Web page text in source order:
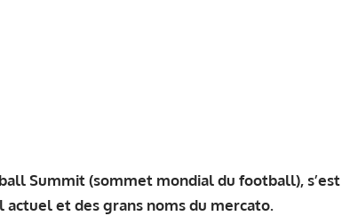
Summit (sommet mondial du football), s’est
et des grans noms du mercato.